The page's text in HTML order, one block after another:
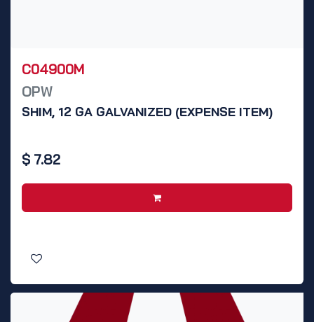
C04900M
OPW
SHIM, 12 GA GALVANIZED (EXPENSE ITEM)
$ 7.82